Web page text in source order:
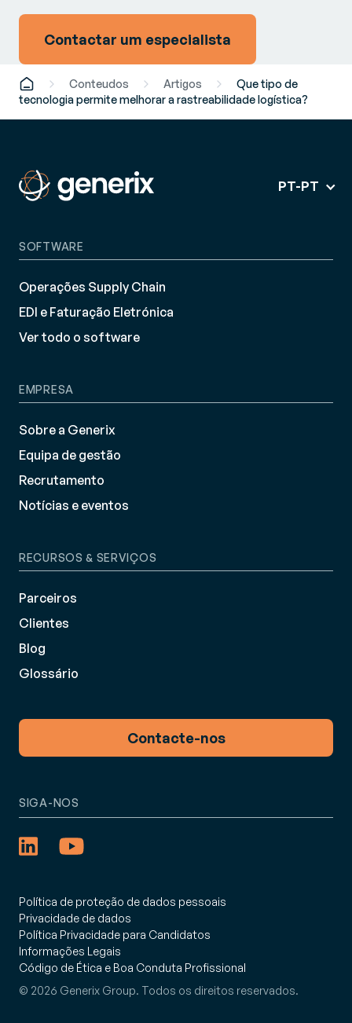
Contactar um especialista
Conteudos Artigos
Que tipo de
tecnologia permite melhorar a rastreabilidade logística?
PT-PT
SOFTWARE
Operações Supply Chain
EDI e Faturação Eletrónica
Ver todo o software
EMPRESA
Sobre a Generix
Equipa de gestão
Recrutamento
Notícias e eventos
RECURSOS & SERVIÇOS
Parceiros
Clientes
Blog
Glossário
Contacte-nos
Política de proteção de dados pessoais
Privacidade de dados
Política Privacidade para Candidatos
Informações Legais
Código de Ética e Boa Conduta Profissional
© 2026 Generix Group. Todos os direitos reservados.
SIGA-NOS